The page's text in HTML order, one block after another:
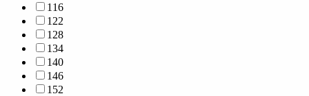
116
122
128
134
140
146
152